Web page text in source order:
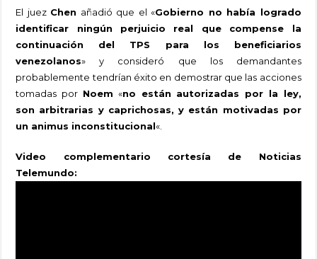
El juez Chen añadió que el «Gobierno no había logrado
identificar ningún perjuicio real que compense la
continuación del TPS para los beneficiarios
venezolanos» y consideró que los demandantes
probablemente tendrían éxito en demostrar que las acciones
tomadas por Noem «no están autorizadas por la ley,
son arbitrarias y caprichosas, y están motivadas por
un animus inconstitucional«.
Video complementario cortesía de Noticias
Telemundo: